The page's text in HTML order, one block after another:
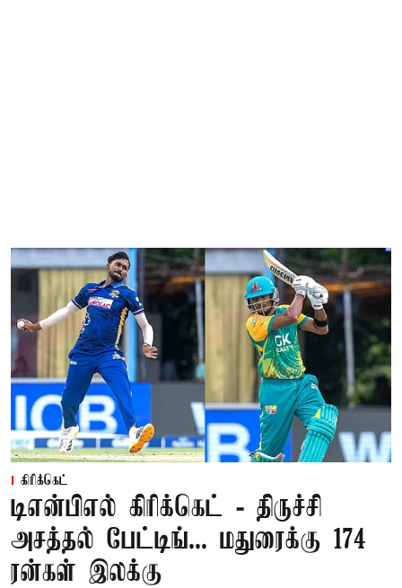
கிரிக்கெட்
டிஎன்பிஎல் கிரிக்கெட் - திருச்சி
அசத்தல் பேட்டிங்... மதுரைக்கு 174
ரன்கள் இலக்கு